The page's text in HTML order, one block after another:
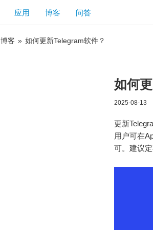
应用 博客 问答
博客 » 如何更新Telegram软件？
如何
2025-08-13
更新
用户可在
可。建议